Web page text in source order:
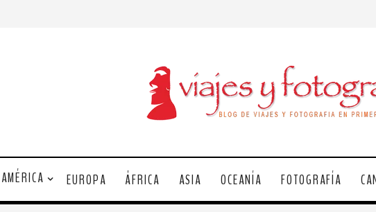
AMÉRICA EUROPA ÁFRICA ASIA OCEANÍA FOTOGRAFÍA